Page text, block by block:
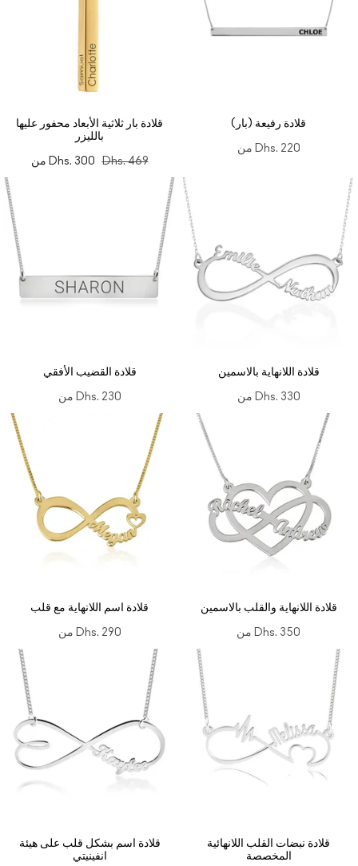
قلادة بار ثلاثية الأبعاد محفور عليها
بالليزر
من Dhs. 300 Dhs. 469
قلادة رفيعة (بار)
من Dhs. 220
قلادة القضيب الأفقي
من Dhs. 230
قلادة اللانهاية بالاسمين
من Dhs. 330
قلادة اسم اللانهاية مع قلب
من Dhs. 290
قلادة اللانهاية والقلب بالاسمين
من Dhs. 350
قلادة اسم بشكل قلب على هيئة
انفينيتي
قلادة نبضات القلب اللانهائية
المخصصة